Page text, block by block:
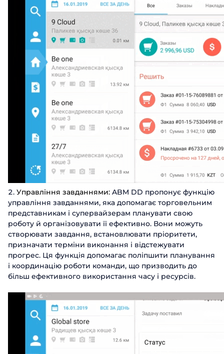
Управління завданнями: ABM DD пропонує функцію
управління завданнями, яка допомагає торговельним
представникам і супервайзерам планувати свою
роботу й організовувати її ефективно. Вони можуть
створювати завдання, встановлювати пріоритети,
призначати терміни виконання і відстежувати
прогрес. Ця функція допомагає поліпшити планування
і координацію роботи команди, що призводить до
більш ефективного використання часу і ресурсів.